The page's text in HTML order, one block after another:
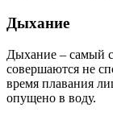
Дыхание
Дыхание – самый
совершаются не
время плавания
опущено в воду.